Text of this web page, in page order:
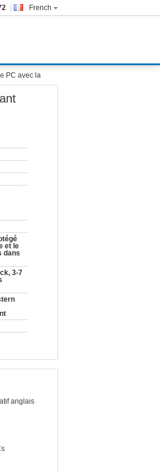
French
PC avec la
et le
dans
3-7
anglais